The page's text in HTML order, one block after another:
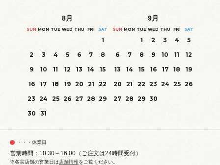
8月
SUN MON TUE WED THU FRI SAT
1
2
3 4 5 6 7
8
9
10 11 12 13 14
15
16
17 18 19 20 21
22
23 24 25 26 27 28 29
30
31
9月
SUN MON TUE WED THU FRI SAT
1 2 3 4
5
6
7 8 9 10 11
12
13
14 15 16 17 18
19
20
21 22 23 24 25 26
27 28 29 30
・・・休業日
営業時間：10:30～16:00（ご注文は24時間受付）
※各実店舗の営業日は店舗情報をご覧ください。